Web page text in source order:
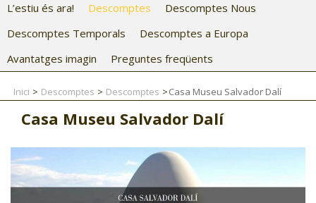
CJ ADOLESCENTS
CJ SALUT
CJ INTERNACIONAL
L’estiu és ara! Descomptes
Descomptes Nous
Descomptes Temporals
Descomptes a Europa
Avantatges imagin
Preguntes freqüents
Inici Descomptes Descomptes Casa Museu Salvador Dalí
Casa Museu Salvador Dalí